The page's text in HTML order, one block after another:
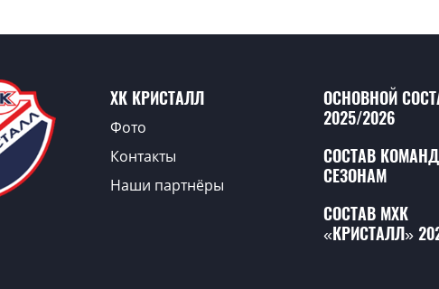
ХК КРИСТАЛЛ
Фото
Контакты
Наши партнёры
ОСНОВНОЙ
2025/2026
СОСТАВ
СЕЗОНАМ
СОСТАВ МХК
«КРИСТАЛЛ»